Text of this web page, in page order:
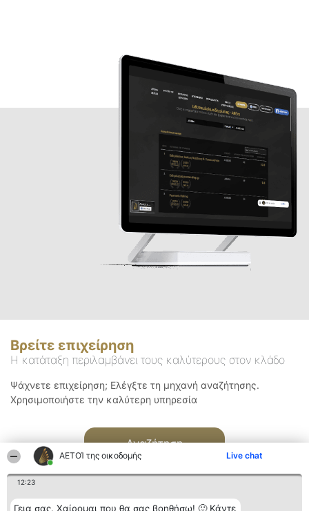
ΑΕΤΟΊ της οικοδομής Live chat
12:23
Γεια σας. Χαίρομαι που θα σας βοηθήσω! 🙂 Κάντε
Βρείτε επιχείρηση
Η κατάταξη περιλαμβάνει τους καλύτερους στον κλάδο
Ψάχνετε επιχείρηση; Ελέγξτε τη μηχανή αναζήτησης.
Χρησιμοποιήστε την καλύτερη υπηρεσία
Αναζήτηση